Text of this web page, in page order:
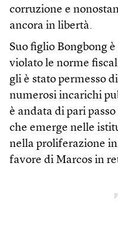
corruzione e
ancora in libertà.
Suo figlio Bongbong
violato le norme
gli è stato permesso
numerosi incarichi
è andata di pari
che emerge nelle
nella proliferazione
favore di Marcos in